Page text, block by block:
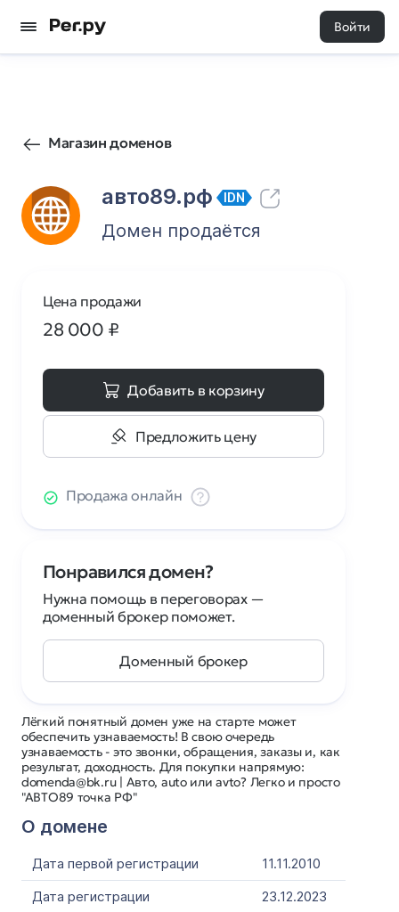
Войти
Магазин доменов
авто89.рф IDN
11 0
Домен продаётся
Лёгкий понятный домен уже на старте может
обеспечить узнаваемость! В свою очередь
узнаваемость - это звонки, обращения, заказы и, как
результат, доходность. Для покупки напрямую:
domenda@bk.ru | Авто, auto или avto? Легко и просто
"АВТО89 точка РФ"
О домене
Дата первой регистрации
11.11.2010
Дата регистрации
23.12.2023
Цена продажи
28 000 ₽
Добавить в корзину
Предложить цену
Продажа онлайн
Понравился домен?
Нужна помощь в переговорах —
доменный брокер поможет.
Доменный брокер